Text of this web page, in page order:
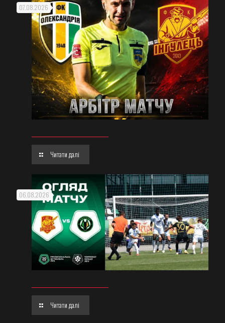
07.08.2026
Читати далі
06.08.2026
Читати далі